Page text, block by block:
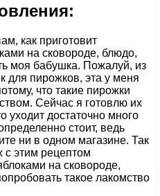
как приготовит
на сковороде, блюдо,
моя бабушка. Пожалуй, из
для пирожков, эта у меня
что такие пирожки
Сейчас я готовлю их
уходит достаточно много
стоит, ведь
ни в одном магазине. Так
с этим рецептом
на сковороде,
такое лакомство